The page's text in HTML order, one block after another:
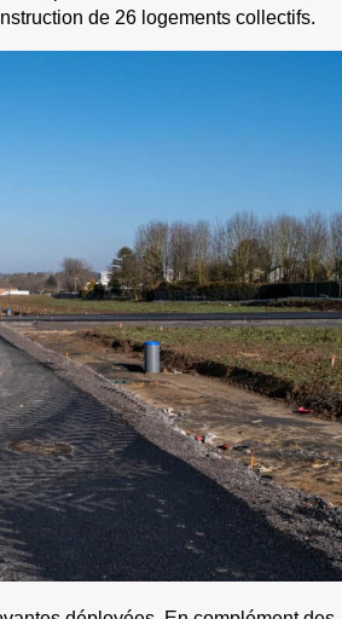
de 26 logements collectifs.